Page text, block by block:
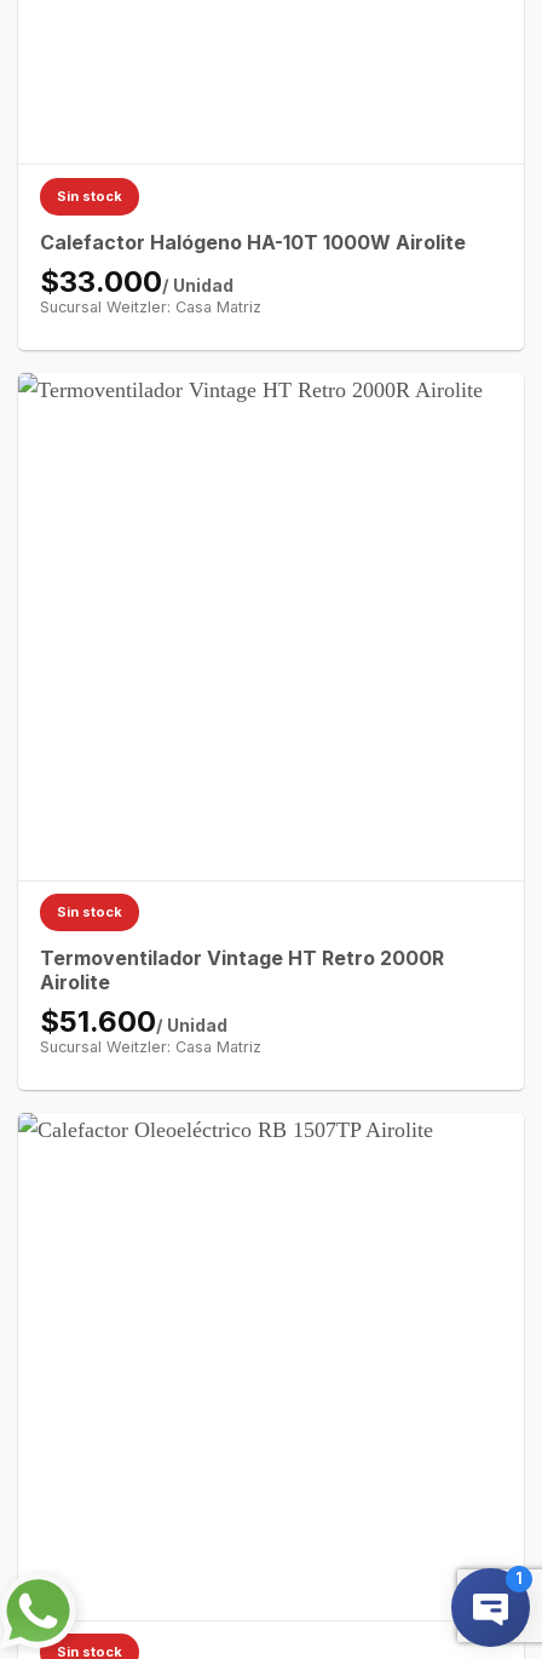
Sin stock
Calefactor Halógeno HA-10T 1000W Airolite
$33.000/ Unidad
Sucursal Weitzler: Casa Matriz
Sin stock
Termoventilador Vintage HT Retro 2000R
Airolite
$51.600/ Unidad
Sucursal Weitzler: Casa Matriz
Sin stock